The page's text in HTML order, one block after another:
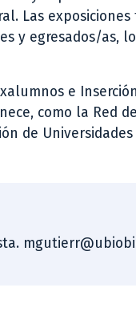
Las exposiciones
y egresados/as,
e
como la Red
de